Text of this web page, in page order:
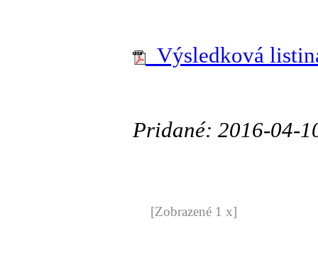
Výsledková
Pridané: 2016-04-
[Zobrazené 1 x]